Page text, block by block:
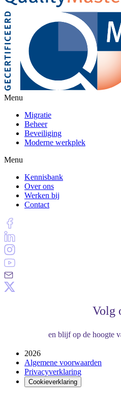
Menu
Migratie
Beheer
Beveiliging
Moderne werkplek
Menu
Kennisbank
Over ons
Werken bij
Contact
Volg
en blijf op de hoogte
2026
Algemene voorwaarden
Privacyverklaring
Cookieverklaring